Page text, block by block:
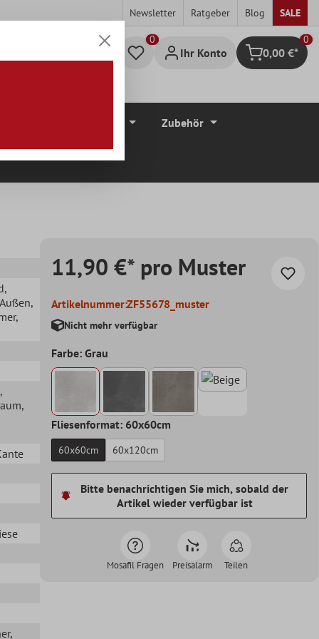
Newsletter Ratgeber Blog SALE
Ihr Konto Warenkorb
0
0,00 €*
Zubehör
,
,
,
,
,
,
11,90 €* pro Muster
Artikelnummer:ZF55678_muster
Nicht mehr verfügbar
Farbe: Grau
Fliesenformat: 60x60cm
60x60cm 60x120cm
Bitte benachrichtigen Sie mich, sobald der
Artikel wieder verfügbar ist
Mosafil Fragen Preisalarm Teilen